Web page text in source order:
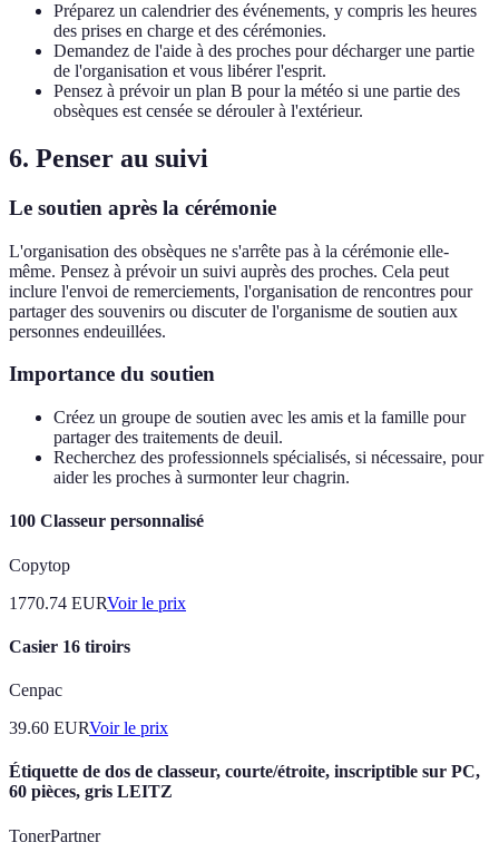
Préparez un calendrier des événements, y compris les heures
des prises en charge et des cérémonies.
Demandez de l'aide à des proches pour décharger une partie
de l'organisation et vous libérer l'esprit.
Pensez à prévoir un plan B pour la météo si une partie des
obsèques est censée se dérouler à l'extérieur.
6. Penser au suivi
Le soutien après la cérémonie
L'organisation des obsèques ne s'arrête pas à la cérémonie elle-
même. Pensez à prévoir un suivi auprès des proches. Cela peut
inclure l'envoi de remerciements, l'organisation de rencontres pour
partager des souvenirs ou discuter de l'organisme de soutien aux
personnes endeuillées.
Importance du soutien
Créez un groupe de soutien avec les amis et la famille pour
partager des traitements de deuil.
Recherchez des professionnels spécialisés, si nécessaire, pour
aider les proches à surmonter leur chagrin.
100 Classeur personnalisé
Copytop
1770.74 EURVoir le prix
Casier 16 tiroirs
Cenpac
39.60 EURVoir le prix
Étiquette de dos de classeur, courte/étroite, inscriptible sur PC,
60 pièces, gris LEITZ
TonerPartner